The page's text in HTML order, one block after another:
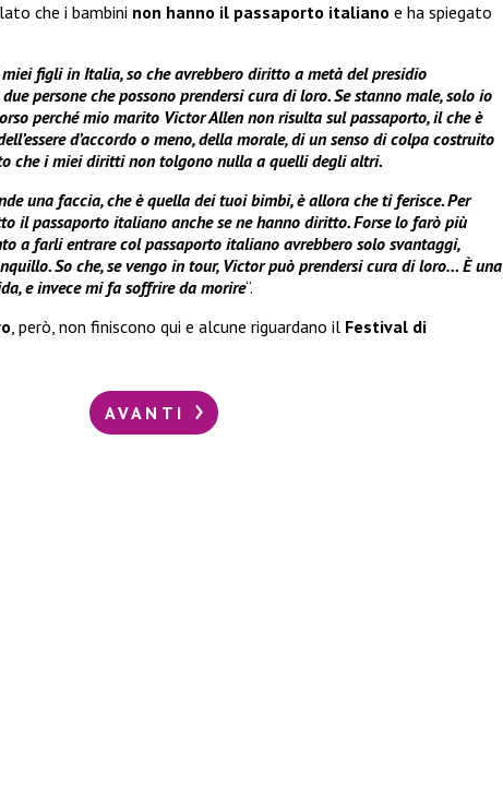
che i bambini non hanno il passaporto italiano e ha spiegato
figli in Italia, so che avrebbero diritto a metà del presidio
persone che possono prendersi cura di loro. Se stanno male, solo io
perché mio marito Victor Allen non risulta sul passaporto, il che è
d’accordo o meno, della morale, di un senso di colpa costruito
che i miei diritti non tolgono nulla a quelli degli altri.
una faccia, che è quella dei tuoi bimbi, è allora che ti ferisce. Per
il passaporto italiano anche se ne hanno diritto. Forse lo farò più
a farli entrare col passaporto italiano avrebbero solo svantaggi,
So che, se vengo in tour, Victor può prendersi cura di loro… È una
e invece mi fa soffrire da morire“.
, però, non finiscono qui e alcune riguardano il Festival di
AVANTI